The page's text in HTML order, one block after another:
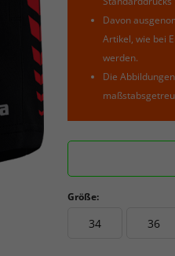
Davon
Artikel, wie bei
werden.
Die
Größe:
34 36